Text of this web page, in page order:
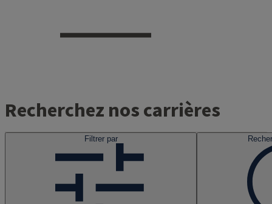
Recherchez nos carrières
Filtrer par